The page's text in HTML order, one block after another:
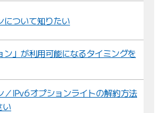
について知りたい
ン」が利用可能になるタイミングを
／IPv6オプションライトの解約方法
い